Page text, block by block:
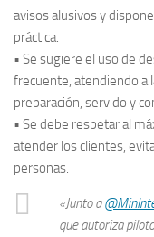
avisos alusivos y
práctica.
• Se sugiere el uso de
frecuente, atendiendo a
preparación, servido y
• Se debe respetar al
atender los clientes,
personas.
«Junto a
que autoriza